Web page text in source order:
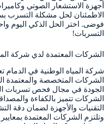
أجهزة الاستشعار الصوتي
الاطمئنان لحل مشكلة التسرب
فوضى. اختر الحل الذكي اليوم
التسربات!
الشركات المعتمدة لدي شركة
شركة المياه الوطنية في
الشركات المتخصصة والمعتمدة
الجودة في مجال فحص تسربات
الشركات تتميز بالكفاءة
التقنيات والأجهزة لضمان دقة
وتلتزم الشركات المعتمدة